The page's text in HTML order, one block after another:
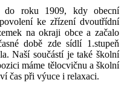
do roku 1909, kdy obecní
ke zřízení dvoutřídní
na okraji obce a začalo
době zde sídlí 1.stupeň
Naší součástí je také školní
máme tělocvičnu a školní
čas při výuce i relaxaci.